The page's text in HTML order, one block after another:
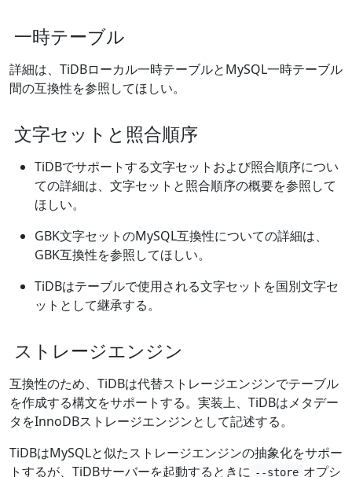
一時テーブル
詳細は、TiDBローカル一時テーブルとMySQL一時テーブル
間の互換性を参照してほしい。
文字セットと照合順序
TiDBでサポートする文字セットおよび照合順序につい
ての詳細は、文字セットと照合順序の概要を参照して
ほしい。
GBK文字セットのMySQL互換性についての詳細は、
GBK互換性を参照してほしい。
TiDBはテーブルで使用される文字セットを国別文字セ
ットとして継承する。
ストレージエンジン
互換性のため、TiDBは代替ストレージエンジンでテーブル
を作成する構文をサポートする。実装上、TiDBはメタデー
タをInnoDBストレージエンジンとして記述する。
TiDBはMySQLと似たストレージエンジンの抽象化をサポー
トするが、TiDBサーバーを起動するときに --store オプシ